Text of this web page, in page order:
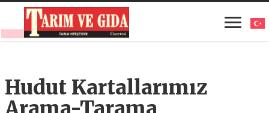
Hudut Kartallarımız